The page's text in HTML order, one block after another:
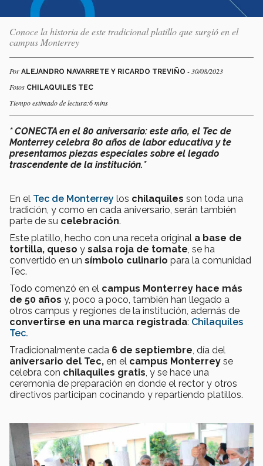
Conoce la historia de este tradicional platillo que surgió en el
campus Monterrey
Por ALEJANDRO NAVARRETE Y RICARDO TREVIÑO - 30/08/2023
Fotos CHILAQUILES TEC
Tiempo estimado de lectura:6 mins
* CONECTA en el 80 aniversario: este año, el Tec de
Monterrey celebra 80 años de labor educativa y te
presentamos piezas especiales sobre el legado
trascendente de la institución.*
En el Tec de Monterrey los chilaquiles son toda una
tradición, y como en cada aniversario, serán también
parte de su celebración.
Este platillo, hecho con una receta original a base de
tortilla, queso y salsa roja de tomate , se ha
convertido en un símbolo culinario para la comunidad
Tec.
Todo comenzó en el campus Monterrey hace más
de 50 años y, poco a poco, también han llegado a
otros campus y regiones de la institución, además de
convertirse en una marca registrada: Chilaquiles
Tec.
Tradicionalmente cada 6 de septiembre , día del
aniversario del Tec, en el campus Monterrey se
celebra con chilaquiles gratis , y se hace una
ceremonia de preparación en donde el rector y otros
directivos participan cocinando y repartiendo platillos.